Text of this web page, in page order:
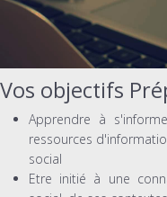
Vos objectifs
Apprendre à
ressources
social
Etre initié à une